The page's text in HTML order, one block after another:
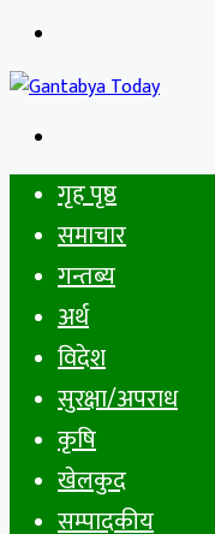
for
गृह पृष्ठ
समाचार
गन्तब्य
अर्थ
विदेश
सुरक्षा/अपराध
कृषि
खेलकुद
सम्पादकीय